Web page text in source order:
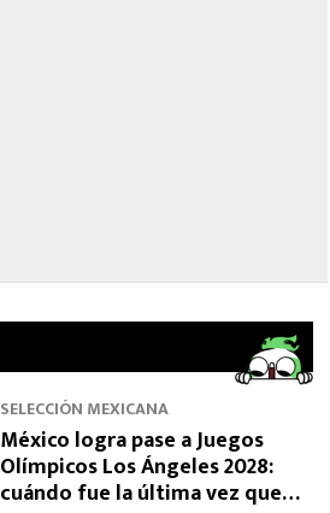
SELECCIÓN MEXICANA
México logra pase a Juegos
Olímpicos Los Ángeles 2028:
cuándo fue la última vez que